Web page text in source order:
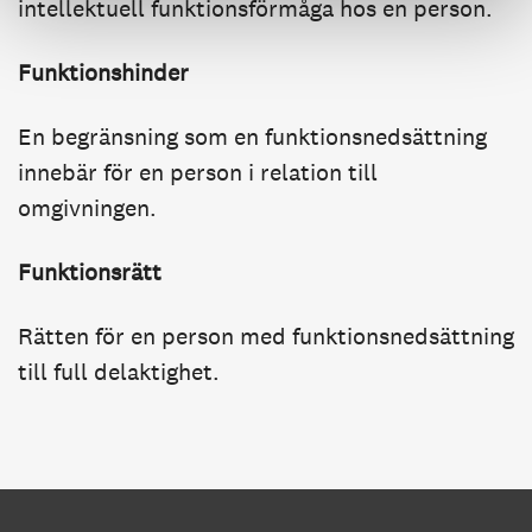
intellektuell funktionsförmåga hos en person.
Funktionshinder
En begränsning som en funktionsnedsättning
innebär för en person i relation till
omgivningen.
Funktionsrätt
Rätten för en person med funktionsnedsättning
till full delaktighet.